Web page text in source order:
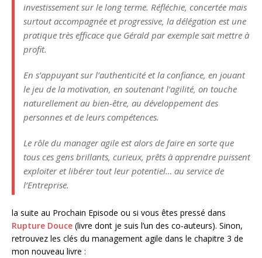
investissement sur le long terme. Réfléchie, concertée mais
surtout accompagnée et progressive, la délégation est une
pratique très efficace que Gérald par exemple sait mettre à
profit.
En s’appuyant sur l’authenticité et la confiance, en jouant
le jeu de la motivation, en soutenant l’agilité, on touche
naturellement au bien-être, au développement des
personnes et de leurs compétences.
Le rôle du manager agile est alors de faire en sorte que
tous ces gens brillants, curieux, prêts à apprendre puissent
exploiter et libérer tout leur potentiel… au service de
l’Entreprise.
la suite au Prochain Episode ou si vous êtes pressé dans
Rupture Douce (livre dont je suis l’un des co-auteurs). Sinon,
retrouvez les clés du management agile dans le chapitre 3 de
mon nouveau livre :